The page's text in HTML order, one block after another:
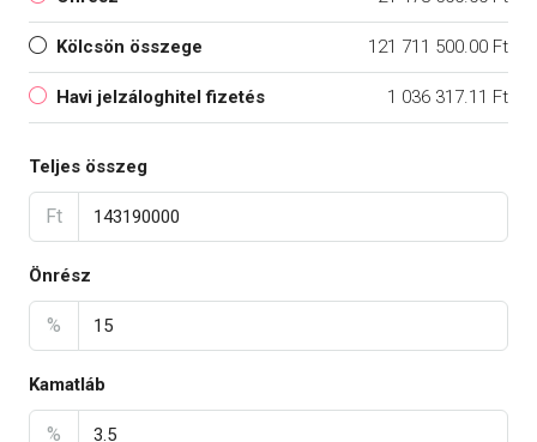
Kölcsön összege 121 711 500.00 Ft
Havi jelzáloghitel fizetés 1 036 317.11 Ft
Teljes összeg
Ft
Önrész
%
Kamatláb
%